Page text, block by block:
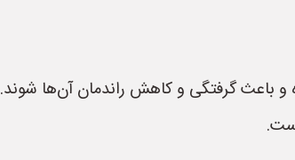
باعث گرفتگی و کاهش راندمان آن‌ها شوند.